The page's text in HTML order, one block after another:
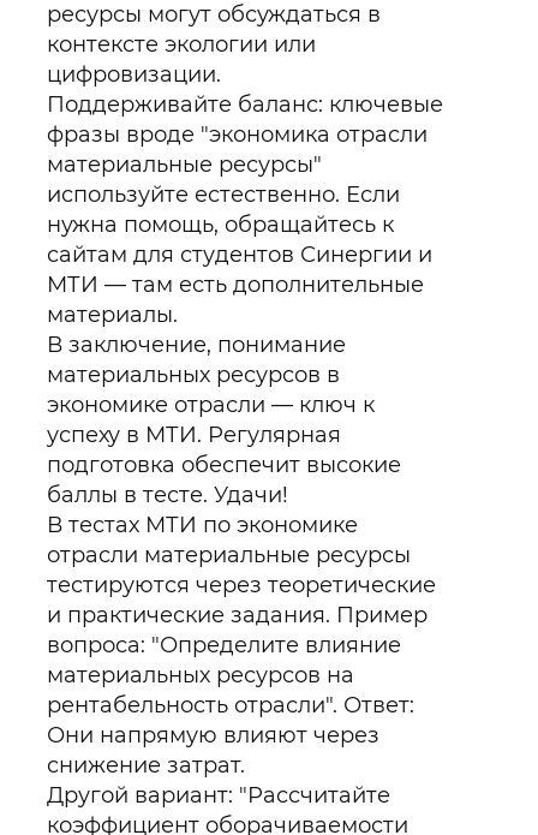
ресурсы могут обсуждаться в
контексте экологии или
цифровизации.
Поддерживайте баланс: ключевые
фразы вроде "экономика отрасли
материальные ресурсы"
используйте естественно. Если
нужна помощь, обращайтесь к
сайтам для студентов Синергии и
МТИ — там есть дополнительные
материалы.
В заключение, понимание
материальных ресурсов в
экономике отрасли — ключ к
успеху в МТИ. Регулярная
подготовка обеспечит высокие
баллы в тесте. Удачи!
В тестах МТИ по экономике
отрасли материальные ресурсы
тестируются через теоретические
и практические задания. Пример
вопроса: "Определите влияние
материальных ресурсов на
рентабельность отрасли". Ответ:
Они напрямую влияют через
снижение затрат.
Другой вариант: "Рассчитайте
коэффициент оборачиваемости